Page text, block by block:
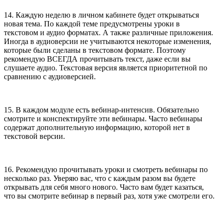
14. Каждую неделю в личном кабинете будет открываться
новая тема. По каждой теме предусмотрены уроки в
текстовом и аудио форматах. А также различные приложения.
Иногда в аудиоверсии не учитываются некоторые изменения,
которые были сделаны в текстовом формате. Поэтому
рекомендую ВСЕГДА прочитывать текст, даже если вы
слушаете аудио. Текстовая версия является приоритетной по
сравнению с аудиоверсией.
15. В каждом модуле есть вебинар-интенсив. Обязательно
смотрите и конспектируйте эти вебинары. Часто вебинары
содержат дополнительную информацию, которой нет в
текстовой версии.
16. Рекомендую прочитывать уроки и смотреть вебинары по
несколько раз. Уверяю вас, что с каждым разом вы будете
открывать для себя много нового. Часто вам будет казаться,
что вы смотрите вебинар в первый раз, хотя уже смотрели его.